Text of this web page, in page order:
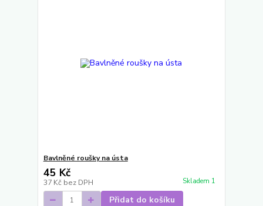
Bavlněné roušky na ústa
45 Kč
37 Kč bez DPH Skladem 1
Přidat do košíku